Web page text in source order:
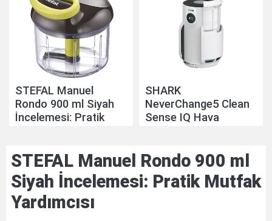
STEFAL Manuel
Rondo 900 ml Siyah
İncelemesi: Pratik
SHARK
NeverChange5 Clean
Sense IQ Hava
Temizliğinde Yeni
Nesil Yaklaşım
STEFAL Manuel Rondo 900 ml
Siyah İncelemesi: Pratik Mutfak
Yardımcısı